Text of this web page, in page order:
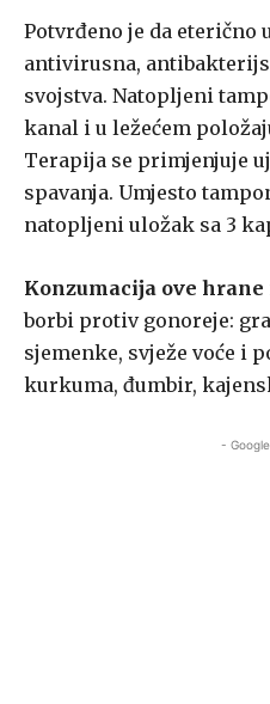
Potvrđeno je da eterično
antivirusna,
svojstva. Natopljeni
kanal i u ležećem
Terapija se primjenjuje
spavanja. Umjesto
natopljeni uložak sa 3
Konzumacija ove hrane
borbi protiv gonoreje:
sjemenke, svježe voće i
kurkuma, đumbir,
-